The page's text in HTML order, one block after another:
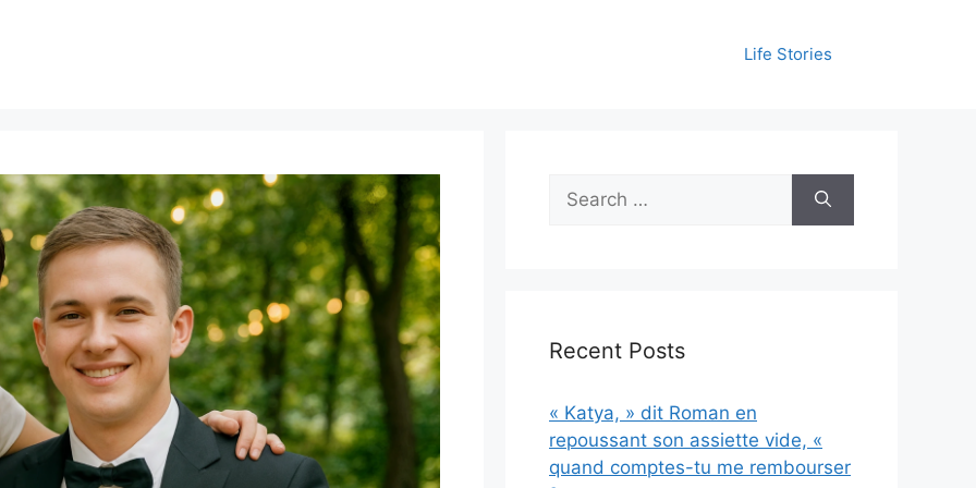
Life Stories
Search
for:
Recent Posts
« Katya, » dit Roman en
repoussant son assiette vide, «
quand comptes-tu me rembourser